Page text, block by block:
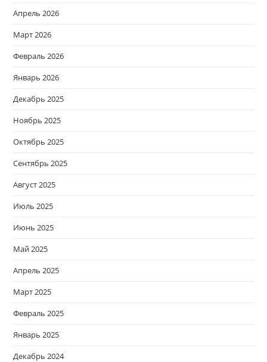
Апрель 2026
Март 2026
Февраль 2026
Январь 2026
Декабрь 2025
Ноябрь 2025
Октябрь 2025
Сентябрь 2025
Август 2025
Июль 2025
Июнь 2025
Май 2025
Апрель 2025
Март 2025
Февраль 2025
Январь 2025
Декабрь 2024